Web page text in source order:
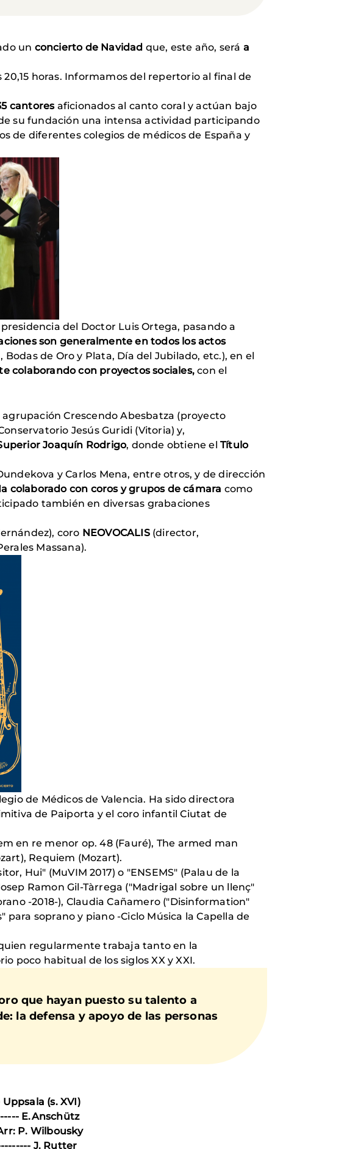
un concierto de Navidad que, este año, será a
20,15 horas. Informamos del repertorio al final de
cantoresaficionados al canto coral y actúan bajo
su fundación una intensa actividad participando
de diferentes colegios de médicos de España y
del Doctor Luis Ortega, pasando a
son generalmente en todos los actos
de Oro y Plata, Día del Jubilado, etc.), en el
colaborando con proyectos sociales, con el
Crescendo Abesbatza (proyecto
Jesús Guridi (Vitoria) y,
Joaquín Rodrigo, donde obtiene elTítulo
y Carlos Mena, entre otros, y de dirección
colaborado con coros y grupos de cámara como
también en diversas grabaciones
coro NEOVOCALIS(director,
Massana).
de Médicos de Valencia. Ha sido directora
de Paiporta y el coro infantil Ciutat de
en re menor op. 48 (Fauré), The armed man
Requiem (Mozart).
Hui" (MuVIM 2017) o "ENSEMS" (Palau de la
Ramon Gil-Tàrrega ("Madrigal sobre un llenç"
-2018-), Claudia Cañamero ("Disinformation"
para soprano y piano -Ciclo Música la Capella de
regularmente trabaja tanto en la
poco habitual de los siglos XX y XXI.
que hayan puesto su talento a
la defensa y apoyo de las personas
(s. XVI)
E.Anschütz
P. Wilbousky
J. Rutter